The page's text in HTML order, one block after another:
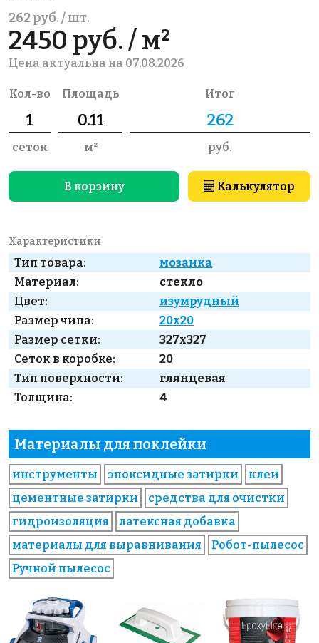
262 руб. / шт.
2450 руб. / м²
Цена актуальна на 07.08.2026
Кол-во
сеток
Площадь
м²
Итог
руб.
В корзину Калькулятор
Характеристики
Тип товара:
мозаика
Материал:
стекло
Цвет:
изумрудный
Размер чипа:
20x20
Размер сетки:
327x327
Сеток в коробке:
20
Тип поверхности:
глянцевая
Толщина:
4
Материалы для поклейки
инструменты эпоксидные затирки
клеи
цементные затирки
средства для очистки
гидроизоляция
латексная добавка
материалы для выравнивания
Робот-пылесос
Ручной пылесос